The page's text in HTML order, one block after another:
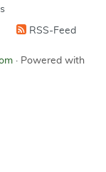
RSS-Feed
· Powered with